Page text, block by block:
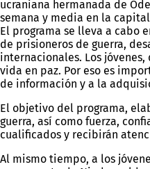
ucraniana hermanada de
semana y media en la
El programa se lleva a cabo
de prisioneros de guerra,
internacionales. Los
vida en paz. Por eso es
de información y a la
El objetivo del programa,
guerra, así como fuerza,
cualificados y recibirán
Al mismo tiempo, a los